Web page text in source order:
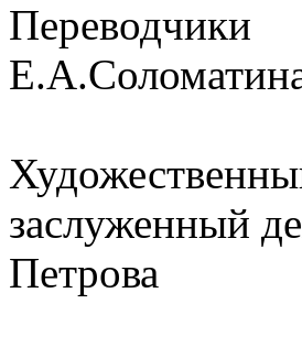
Переводчики
заслуженный
Петрова